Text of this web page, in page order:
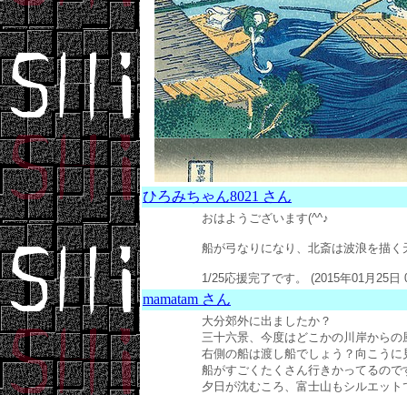
ひろみちゃん8021 さん
おはようございます(^^♪
船が弓なりになり、北斎は波浪を描く
1/25応援完了です。 (2015年01月25日
mamatam さん
大分郊外に出ましたか？
三十六景、今度はどこかの川岸からの
右側の船は渡し船でしょう？向こうに
船がすごくたくさん行きかってるので
夕日が沈むころ、富士山もシルエット